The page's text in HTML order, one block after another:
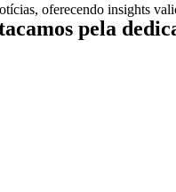
oferecendo insights
pela